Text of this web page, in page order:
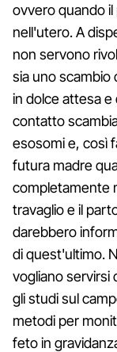
ovvero quando
nell'utero. A
non servono
sia uno scambio
in dolce attesa e
contatto
esosomi e, così
futura madre
completamente
travaglio e il
darebbero
di quest'ultimo.
vogliano servirsi
gli studi sul
metodi per
feto in